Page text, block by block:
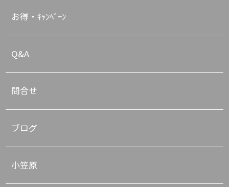
お得・ｷｬﾝﾍﾟｰﾝ
Q&A
問合せ
ブログ
小笠原